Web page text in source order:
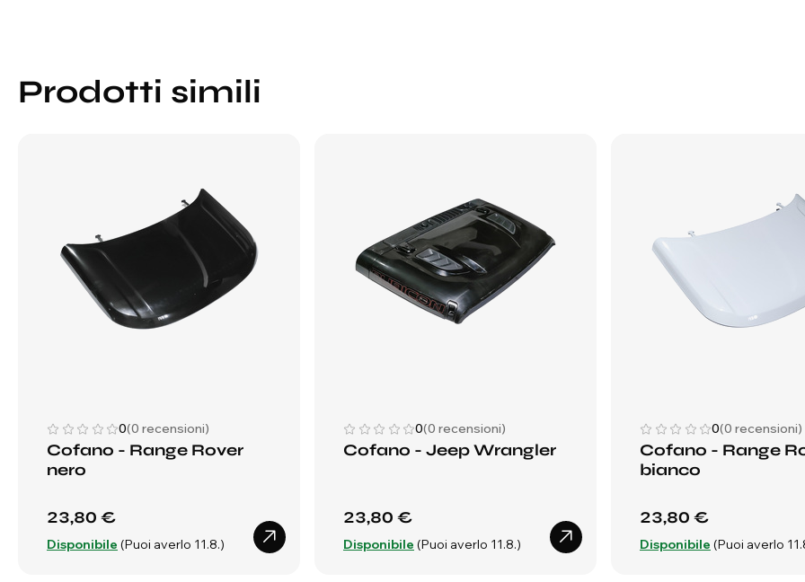
Prodotti simili
0(0 recensioni)
Cofano - Range Rover
nero
23,80 €
Disponibile (Puoi averlo 11.8.)
0(0 recensioni)
Cofano - Jeep Wrangler
23,80 €
Disponibile (Puoi averlo 11.8.)
0(0 recensioni)
Cofano - Range
bianco
23,80 €
Disponibile (Puoi averlo